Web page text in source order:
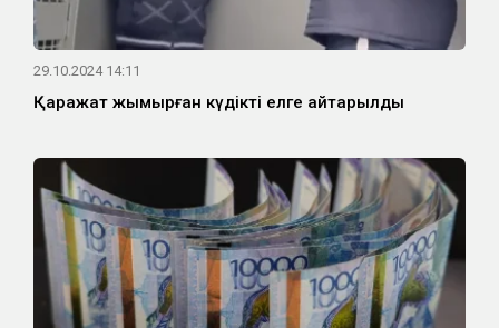
29.10.2024 14:11
Қаражат жымқырған күдікті елге қайтарылды